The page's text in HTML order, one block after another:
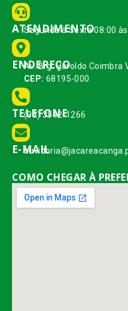
ATENDIMENTO
Segunda à Sexta 08:00
ENDEREÇO
Av. Brg. Haroldo Coimbra
CEP: 68195-000
TELEFONE
(93) 3542-1266
E-MAIL
COMO CHEGAR À